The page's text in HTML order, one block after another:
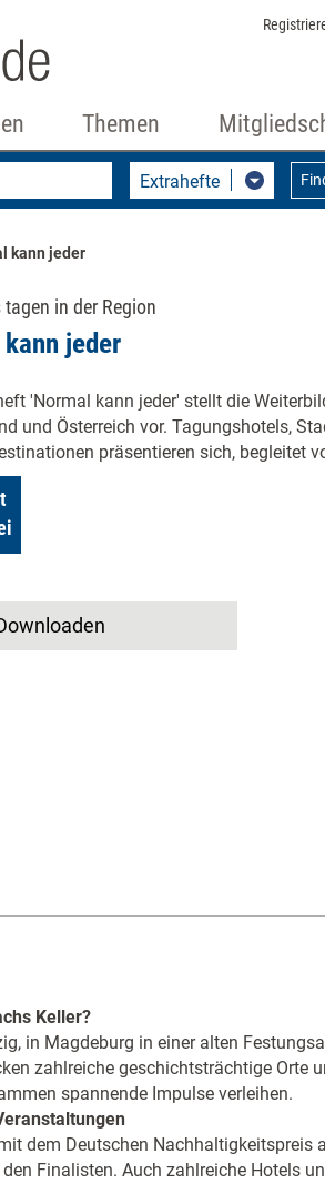
Themen
Extrahefte
kann jeder
tagen in der Region
jeder
'Normal kann jeder' stellt die
und Österreich vor. Tagungshotels,
präsentieren sich, begleitet
Keller?
in Magdeburg in einer alten
zahlreiche geschichtsträchtige Orte
spannende Impulse verleihen.
dem Deutschen Nachhaltigkeitspreis
Finalisten. Auch zahlreiche Hotels